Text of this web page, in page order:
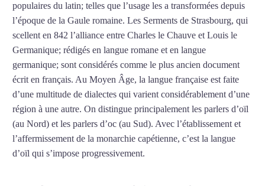
populaires du latin; telles que l’usage les a transformées depuis
l’époque de la Gaule romaine. Les Serments de Strasbourg, qui
scellent en 842 l’alliance entre Charles le Chauve et Louis le
Germanique; rédigés en langue romane et en langue
germanique; sont considérés comme le plus ancien document
écrit en français. Au Moyen Âge, la langue française est faite
d’une multitude de dialectes qui varient considérablement d’une
région à une autre. On distingue principalement les parlers d’oïl
(au Nord) et les parlers d’oc (au Sud). Avec l’établissement et
l’affermissement de la monarchie capétienne, c’est la langue
d’oïl qui s’impose progressivement.